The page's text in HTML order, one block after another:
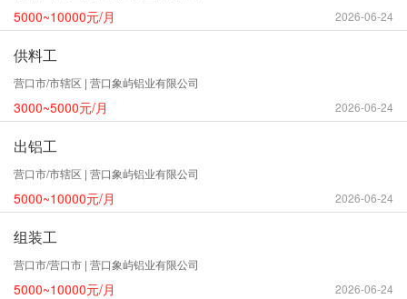
5000~10000元/月 2026-06-24
供料工
营口市/市辖区 | 营口象屿铝业有限公司
3000~5000元/月 2026-06-24
出铝工
营口市/市辖区 | 营口象屿铝业有限公司
5000~10000元/月 2026-06-24
组装工
营口市/营口市 | 营口象屿铝业有限公司
5000~10000元/月 2026-06-24